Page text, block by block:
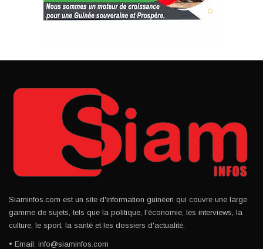
Siaminfos.com est un site d'information guinéen qui couvre une large
gamme de sujets, tels que la politique, l'économie, les interviews, la
culture, le sport, la santé et les dossiers d'actualité.
• Email: info@siaminfos.com